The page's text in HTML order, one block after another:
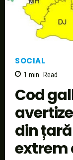
SOCIAL
1 min. Read
Cod
din
extrem